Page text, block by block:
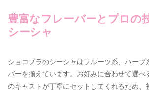
豊富なフレーバーとプロの
シーシャ
ショコプラのシーシャはフルーツ系、ハーブ
バーを揃えています。お好みに合わせて選べ
のキャストが丁寧にセットしてくれるため、